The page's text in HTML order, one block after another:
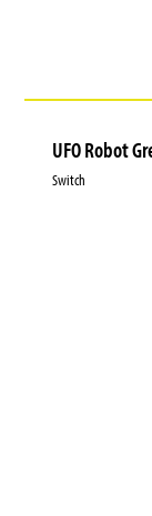
UFO Robot
Switch